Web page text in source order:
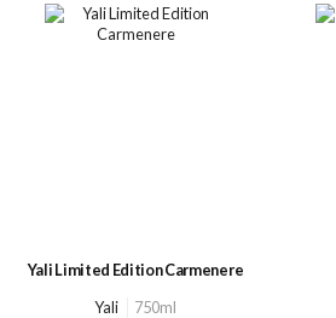
Yali Limited Edition Carmenere
Yali
750ml